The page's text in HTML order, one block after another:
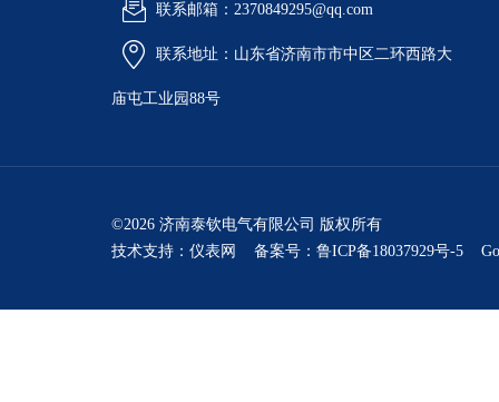
联系邮箱：2370849295@qq.com
联系地址：山东省济南市市中区二环西路大
庙屯工业园88号
©2026 济南泰钦电气有限公司 版权所有
技术支持： 仪表网 备案号：鲁ICP备18037929号-5